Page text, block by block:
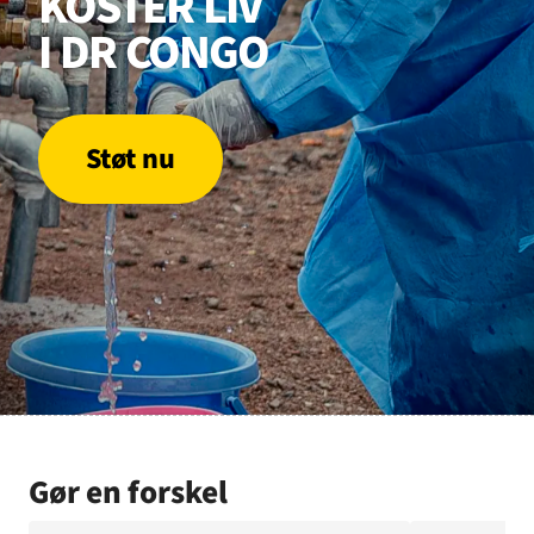
GAZA KVINDER UKRAINE NØDHJÆLP
SUDAN
MINERYDNING
KLIMA BØRN
I DR CONGO
Støt nu
Gør en forskel